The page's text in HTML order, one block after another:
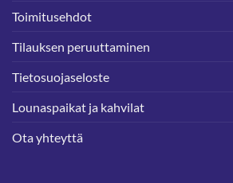
Toimitusehdot
Tilauksen peruuttaminen
Tietosuojaseloste
Lounaspaikat ja kahvilat
Ota yhteyttä